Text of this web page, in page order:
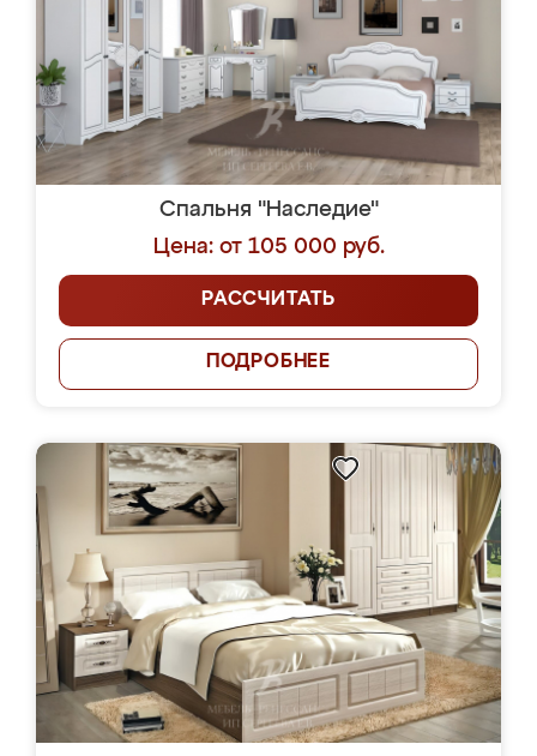
Спальня "Наследие"
Цена: от 105 000 руб.
РАССЧИТАТЬ
ПОДРОБНЕЕ